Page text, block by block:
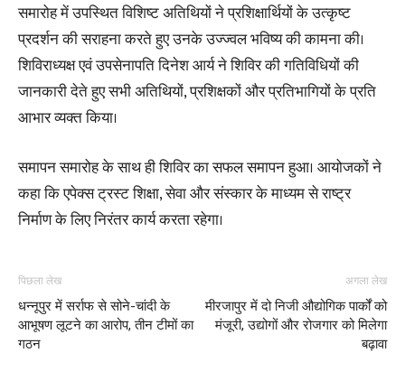
समारोह में उपस्थित विशिष्ट अतिथियों ने प्रशिक्षार्थियों के उत्कृष्ट
प्रदर्शन की सराहना करते हुए उनके उज्ज्वल भविष्य की कामना की।
शिविराध्यक्ष एवं उपसेनापति दिनेश आर्य ने शिविर की गतिविधियों की
जानकारी देते हुए सभी अतिथियों, प्रशिक्षकों और प्रतिभागियों के प्रति
आभार व्यक्त किया।
समापन समारोह के साथ ही शिविर का सफल समापन हुआ। आयोजकों ने
कहा कि एपेक्स ट्रस्ट शिक्षा, सेवा और संस्कार के माध्यम से राष्ट्र
निर्माण के लिए निरंतर कार्य करता रहेगा।
पिछला लेख
धन्नूपुर में सर्राफ से सोने-चांदी के
आभूषण लूटने का आरोप, तीन टीमों का
गठन
अगला लेख
मीरजापुर में दो निजी औद्योगिक पार्कों को
मंजूरी, उद्योगों और रोजगार को मिलेगा
बढ़ावा